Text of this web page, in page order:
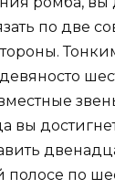
по две
вы
полосе по